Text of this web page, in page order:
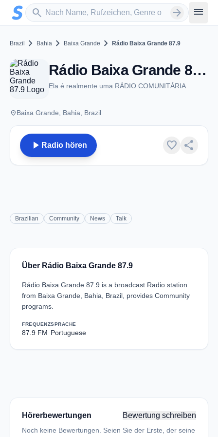
Zum Hauptinhalt springen
search
Sender suchen arrow_forward menu
Brazil chevron_right Bahia chevron_right Baixa Grande chevron_right Rádio Baixa Grande 87.9
Rádio Baixa Grande 87.9 - FM 87.9 - Baixa Grande
Ela é realmente uma RÁDIO COMUNITÁRIA
placeBaixa Grande, Bahia, Brazil
play_arrow Radio hören favorite share
Brazilian Community News Talk
Über Rádio Baixa Grande 87.9
Rádio Baixa Grande 87.9 is a broadcast Radio station
from Baixa Grande, Bahia, Brazil, provides Community
programs.
FREQUENZ
87.9 FM
SPRACHE
Portuguese
Hörerbewertungen Bewertung schreiben
Noch keine Bewertungen. Seien Sie der Erste, der seine